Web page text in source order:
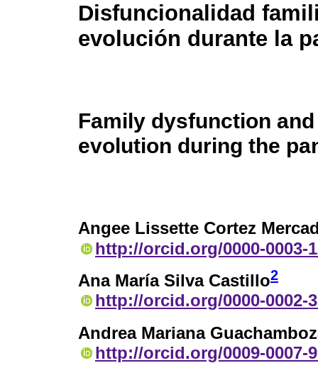
Disfuncionalidad
evolución durante la
Family dysfunction
evolution during the
Angee Lissette Cortez
http://orcid.org/0000-0003-
Ana María Silva Castillo2
http://orcid.org/0000-0002-
Andrea Mariana
http://orcid.org/0009-0007-